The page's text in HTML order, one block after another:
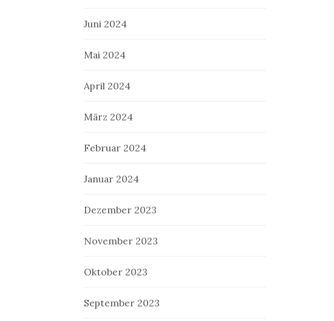
Juni 2024
Mai 2024
April 2024
März 2024
Februar 2024
Januar 2024
Dezember 2023
November 2023
Oktober 2023
September 2023